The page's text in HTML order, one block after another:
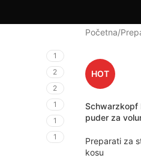
1
2
2
1
1
1
Puder za
puniji izgled
traje tokom
trud.
Početna
HOT
Schwarzkopf
puder za
Preparati za
kosu